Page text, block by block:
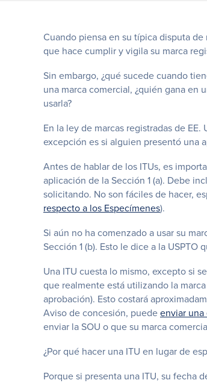
Cuando piensa en su típica disputa
que hace cumplir y vigila su marca
Sin embargo, ¿qué sucede cuando
una marca comercial, ¿quién gana en
usarla?
En la ley de marcas registradas de
excepción es si alguien presentó una
Antes de hablar de los ITUs, es
aplicación de la Sección 1 (a). Debe
solicitando. No son fáciles de hacer,
respecto a los Especímenes).
Si aún no ha comenzado a usar su
Sección 1 (b). Esto le dice a la
Una ITU cuesta lo mismo, excepto si
que realmente está utilizando la
aprobación). Esto costará
Aviso de concesión, puedeenviar
enviar la SOU o que su marca
¿Por qué hacer una ITU en lugar de
Porque si presenta una ITU, su fecha